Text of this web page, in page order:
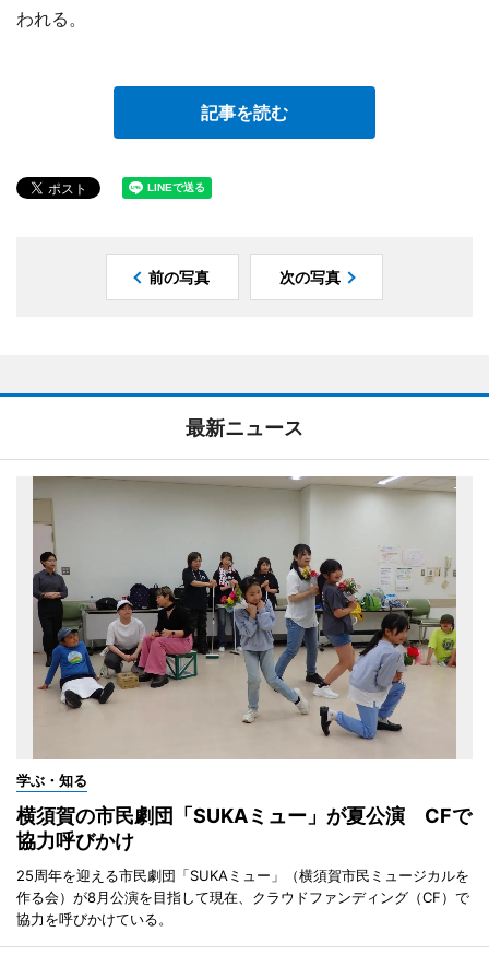
われる。
記事を読む
前の写真 次の写真
最新ニュース
学ぶ・知る
横須賀の市民劇団「SUKAミュー」が夏公演 CFで
協力呼びかけ
25周年を迎える市民劇団「SUKAミュー」（横須賀市民ミュージカルを
作る会）が8月公演を目指して現在、クラウドファンディング（CF）で
協力を呼びかけている。